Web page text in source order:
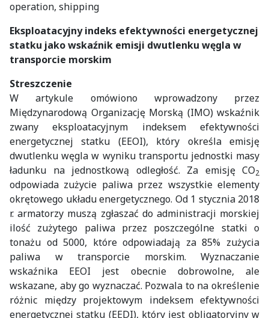
operation, shipping
Eksploatacyjny indeks efektywności energetycznej
statku jako wskaźnik emisji dwutlenku węgla w
transporcie morskim
Streszczenie
W artykule omówiono wprowadzony przez
Międzynarodową Organizację Morską (IMO) wskaźnik
zwany eksploatacyjnym indeksem efektywności
energetycznej statku (EEOI), który określa emisję
dwutlenku węgla w wyniku transportu jednostki masy
ładunku na jednostkową odległość. Za emisję CO2
odpowiada zużycie paliwa przez wszystkie elementy
okrętowego układu energetycznego. Od 1 stycznia 2018
r. armatorzy muszą zgłaszać do administracji morskiej
ilość zużytego paliwa przez poszczególne statki o
tonażu od 5000, które odpowiadają za 85% zużycia
paliwa w transporcie morskim. Wyznaczanie
wskaźnika EEOI jest obecnie dobrowolne, ale
wskazane, aby go wyznaczać. Pozwala to na określenie
różnic między projektowym indeksem efektywności
energetycznej statku (EEDI), który jest obligatoryjny w